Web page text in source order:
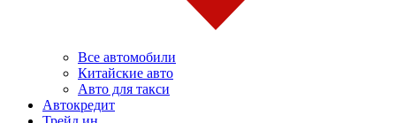
Все автомобили
Китайские авто
Авто для такси
Автокредит